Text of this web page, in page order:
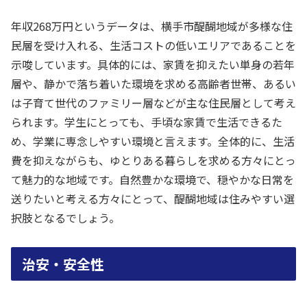
年収268万円というデータは、横手市醍醐地域が多様な住
民層を受け入れる、生活コストの低いエリアであることを
示唆しています。具体的には、家賃を抑えたい単身の若年
層や、静かで落ち着いた環境を求める高齢者世帯、あるい
は子育て世代のファミリー層などが主な住民層として考え
られます。学生にとっても、手頃な家賃で生活できるた
め、学業に専念しやすい環境と言えます。全体的に、生活
費を抑えながらも、ゆとりある暮らしを求める方々にとっ
て魅力的な地域です。自然豊かな環境で、穏やかな日常を
送りたいと考える方々にとって、醍醐地域は住みやすい選
択肢となるでしょう。
治安・安全性